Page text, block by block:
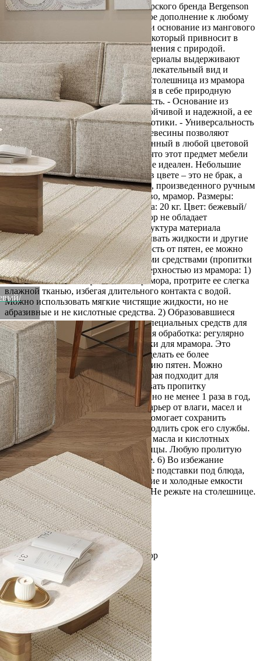
Столик кофейный Torhill от дизайнерского бренда Bergenson
Bjorn – элегантное и функциональное дополнение к любому
интерьеру. Столешница из мрамора и основание из мангового
дерева создают прекрасный тандем, который привносит в
интерьер ощущение гармонии и единения с природой.
Особенности и преимущества: - Материалы выдерживают
испытание временем, сохраняя привлекательный вид и
первоначальные характеристики. - Столешница из мрамора
делает модель интересной, объединяя в себе природную
красоту, практичность и долговечность. - Основание из
мангового дерева делает мебель устойчивой и надежной, а ее
дизайн – уникальным, с налетом экзотики. - Универсальность
мрамора и естественный оттенок древесины позволяют
вписать столик в интерьер, оформленный в любой цветовой
гамме. ! Обращаем ваше внимание, что этот предмет мебели
изготовлен вручную и может быть не идеален. Небольшие
неровности, потертости и различия в цвете – это не брак, а
индивидуальная особенность товара, произведенного ручным
способом. Материал: манговое дерево, мрамор. Размеры:
75х52х30 см. Максимальная нагрузка: 20 кг. Цвет: бежевый/
мрамор. Важно! Натуральный мрамор не обладает
водоотталкивающим эффектом. Структура материала
пористая, из-за чего он может впитывать жидкости и другие
вещества. Чтобы защитить поверхность от пятен, ее можно
обработать специальными защитными средствами (пропитки
для мрамора). Как ухаживать за поверхностью из мрамора: 1)
Чтобы очистить поверхность из мрамора, протрите ее слегка
влажной тканью, избегая длительного контакта с водой.
Можно использовать мягкие чистящие жидкости, но не
абразивные и не кислотные средства. 2) Образовавшиеся
пятна можно очистить с помощью специальных средств для
каменных поверхностей. 3) Защитная обработка: регулярно
наносите защитный слой из пропитки для мрамора. Это
позволит защитить поверхность и сделать ее более
герметичной, устойчивой к появлению пятен. Можно
использовать любую пропитку, которая подходит для
натурального мрамора. 4) Использовать пропитку
рекомендуется 1 раз в 6–12 месяцев, но не менее 1 раза в год,
чтобы поддерживать ее защитный барьер от влаги, масел и
грязи. Эта профилактическая мера помогает сохранить
идеальный внешний вид камня и продлить срок его службы.
5) Постарайтесь избегать попадания масла и кислотных
жидкостей на поверхность столешницы. Любую пролитую
жидкость вытирайте насухо сразу же. 6) Во избежание
появления новых пятен, используйте подставки под блюда,
кружки, бокалы. 7) Не ставьте горячие и холодные емкости
непосредственно на столешницу. 8) Не режьте на столешнице.
Вес
26.24 кг
Глубина
52.5 см
Высота
30 см
Производитель
Bergenson Bjorn
Материал
дерево манго, мрамор
Страна
Индия
Длина
75 см
Цвет
Категория
Столы и столики
4660263999181
Страна бренда Россия
Рассказать друзьям!